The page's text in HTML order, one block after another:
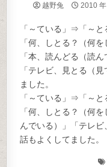
越野兔 2010
「～ている」⇒「～と
「何、しとる？（何を
「本、読んどる（読ん
「テレビ、見とる（
ました。
「～ている」⇒「～と
「何、しとる？（何
んでいる）」「テレ
話もよくしてました。